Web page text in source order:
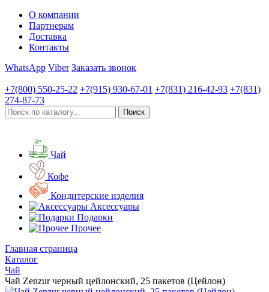
О компании
Партнерам
Доставка
Контакты
WhatsApp Viber Заказать звонок
+7(800) 550-25-22 +7(915) 930-67-01 +7(831) 216-42-93 +7(831)
274-87-73
Чай
Кофе
Кондитерские изделия
Аксессуары
Подарки
Прочее
Главная страница
Каталог
Чай
Чай Zenzur черный цейлонский, 25 пакетов (Цейлон)